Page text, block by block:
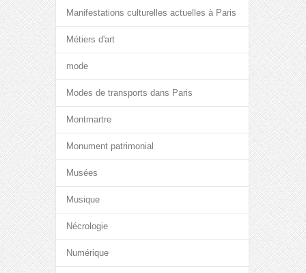
Manifestations culturelles actuelles à Paris
Métiers d'art
mode
Modes de transports dans Paris
Montmartre
Monument patrimonial
Musées
Musique
Nécrologie
Numérique